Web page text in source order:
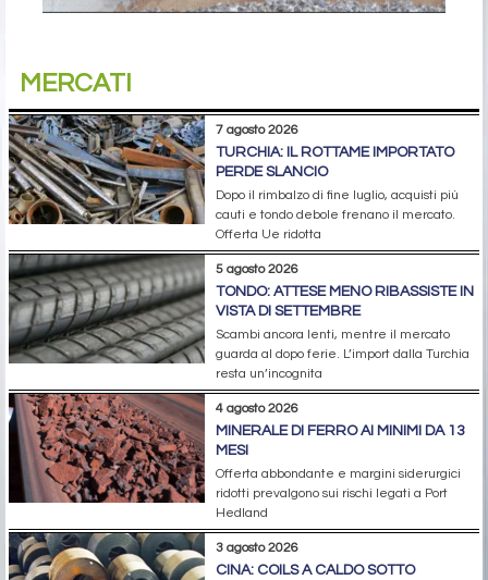
MERCATI
7 agosto 2026
TURCHIA: IL ROTTAME IMPORTATO
PERDE SLANCIO
Dopo il rimbalzo di fine luglio, acquisti più
cauti e tondo debole frenano il mercato.
Offerta Ue ridotta
5 agosto 2026
TONDO: ATTESE MENO RIBASSISTE IN
VISTA DI SETTEMBRE
Scambi ancora lenti, mentre il mercato
guarda al dopo ferie. L’import dalla Turchia
resta un’incognita
4 agosto 2026
MINERALE DI FERRO AI MINIMI DA 13
MESI
Offerta abbondante e margini siderurgici
ridotti prevalgono sui rischi legati a Port
Hedland
3 agosto 2026
CINA: COILS A CALDO SOTTO